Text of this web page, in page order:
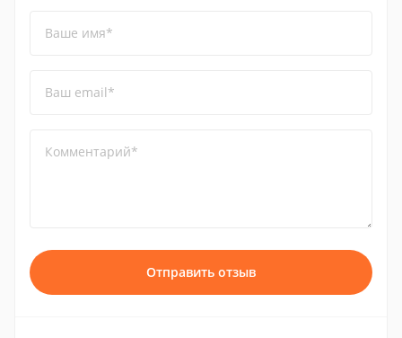
Ваше имя*
Ваш email*
Комментарий*
Отправить отзыв